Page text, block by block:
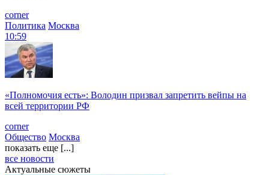
corner
Политика Москва
10:59
«Полномочия есть»: Володин призвал запретить вейпы на
всей территории РФ
corner
Общество Москва
показать еще [...]
все новости
Актуальные сюжеты